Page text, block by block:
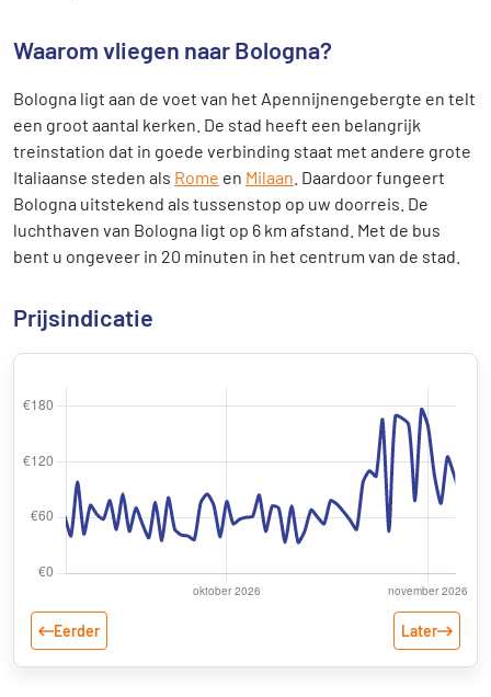
Waarom vliegen naar Bologna?
Bologna ligt aan de voet van het Apennijnengebergte en telt
een groot aantal kerken. De stad heeft een belangrijk
treinstation dat in goede verbinding staat met andere grote
Italiaanse steden als Rome en Milaan . Daardoor fungeert
Bologna uitstekend als tussenstop op uw doorreis. De
luchthaven van Bologna ligt op 6 km afstand. Met de bus
bent u ongeveer in 20 minuten in het centrum van de stad.
Prijsindicatie
Eerder Later